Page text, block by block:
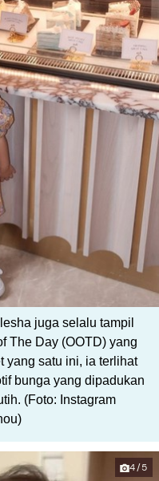
juga selalu tampil
The Day (OOTD) yang
yang satu ini, ia terlihat
bunga yang dipadukan
(Foto: Instagram
4/5